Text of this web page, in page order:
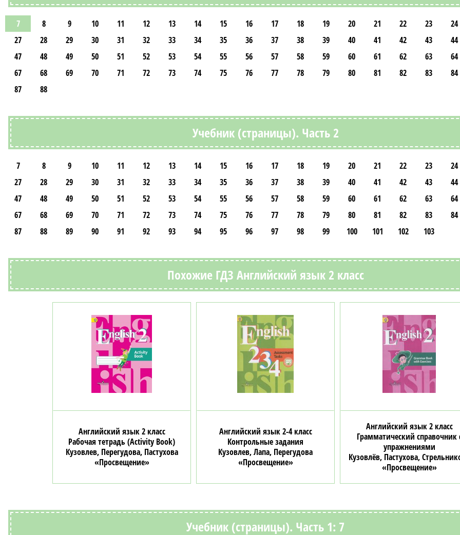
7 8 9 10 11 12 13 14 15 16 17 18 19 20 21 22 23 24
27
28 29 30 31 32 33 34 35 36 37 38 39 40 41 42 43 44
47
48 49 50 51 52 53 54 55 56 57 58 59 60 61 62 63 64
67
68 69 70 71 72 73 74 75 76 77 78 79 80 81 82 83 84
87
88
Учебник (страницы). Часть 2
7 8 9 10 11 12 13 14 15 16 17 18 19 20 21 22 23 24
27
28 29 30 31 32 33 34 35 36 37 38 39 40 41 42 43 44
47
48 49 50 51 52 53 54 55 56 57 58 59 60 61 62 63 64
67
68 69 70 71 72 73 74 75 76 77 78 79 80 81 82 83 84
87
88 89 90 91 92 93 94 95 96 97 98 99 100 101 102 103
Похожие ГДЗ Английский язык 2 класс
Английский язык 2 класс
Рабочая тетрадь (Activity Book)
Кузовлев, Перегудова, Пастухова
«Просвещение»
Английский язык 2-4 класс
Контрольные задания
Кузовлев, Лапа, Перегудова
«Просвещение»
Английский язык 2 класс
Грамматический справочник
упражнениями
Кузовлёв, Пастухова,
«Просвещение»
Учебник (страницы). Часть 1: 7